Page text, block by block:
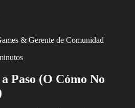
& Gerente de Comunidad
Paso (O Cómo No